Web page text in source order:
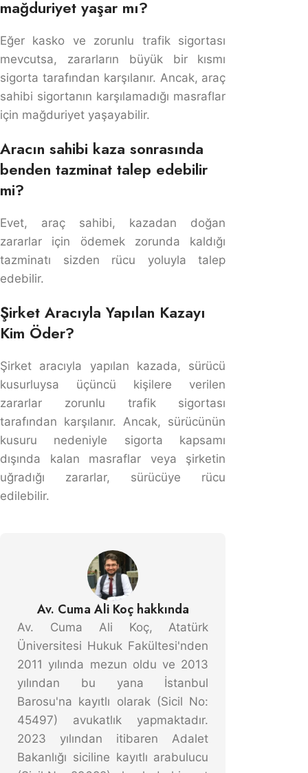
13 Aralık 2023, 09:27
Cezalar şahsidir. Araç işletenine ve
sürücüsüne ayrı ayrı cezalar kesilecektir.
Karşı tarafından araç hasarını da sigorta
şirketiniz karşılayacaktır ancak araç sahibi
ve sürücüsüne
rücu ettirecektir.
28 Haziran 2024, 18:59
merhabalar hocam benim abim /ma/ misafir
‘de tutanak tutuldu taraflar arasında ama
sigorta ehliyet ruhsat ve muayene vardı
herhangi bir eksiklik yoktu bizim100 /100
kusurlu çıktı kaza sonucunda ondan sonra
bizim sigorta şirket/ Nippon/ abim hakkında
ve benim hâkimda dava açtı sürücü alkollü
diye icra dairesinde bizi aradılar özel bir
avukatlık bürosunden biz şaşırdık nasıl
alkollü olabiliriz ne dayanarak? trafik
gelmedi test yapılmadı falan filan onlar
o zaman başka bir nedeni bulmaya
çalıştılar . araç Benim üstümde ve kaza
anında abim tarafından kullanıldığı için
ehliyeti geçersiz sayılır diye neyse çok
uzatmadan anlaşalım bir dedik avukat
tuttum karşı tarafı ile anlaştı yaklaşık 9 bin
TL verdik dava kapandı. ama geçen sene
yine aynı kaza aynı sebeple dava açtılar
geriden aynı miktarda ödeme emri
çıkarmışlar bende şaşırdım tebliğ gelince
direk bizim avukatla konuştum pek
ilgilenmedi itiraz süresi geçince bizim